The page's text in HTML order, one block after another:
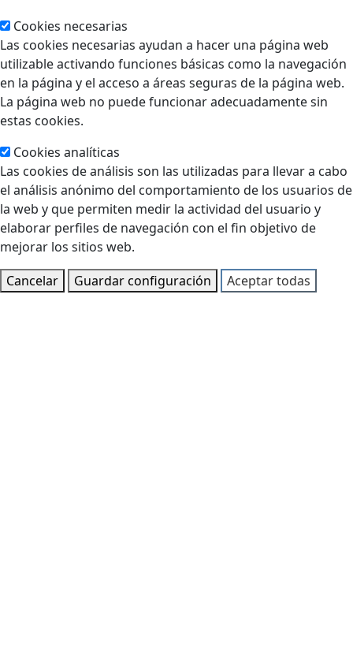
Cookies necesarias
Las cookies necesarias ayudan a hacer una página web
utilizable activando funciones básicas como la navegación
en la página y el acceso a áreas seguras de la página web.
La página web no puede funcionar adecuadamente sin
estas cookies.
Cookies analíticas
Las cookies de análisis son las utilizadas para llevar a cabo
el análisis anónimo del comportamiento de los usuarios de
la web y que permiten medir la actividad del usuario y
elaborar perfiles de navegación con el fin objetivo de
mejorar los sitios web.
Cancelar
Guardar configuración Aceptar todas